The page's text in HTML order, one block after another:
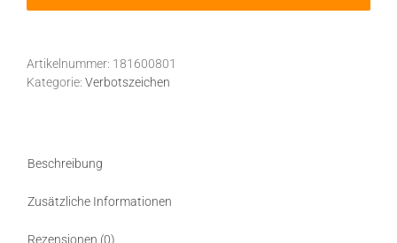
Metallteilen
verboten
selbstklebend
Artikelnummer: 181600801
Kategorie: Verbotszeichen
Beschreibung
Zusätzliche Informationen
Rezensionen (0)